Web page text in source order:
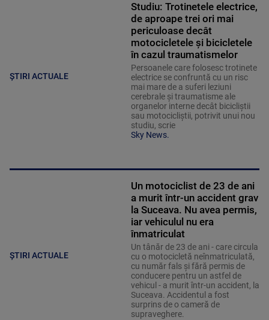
ȘTIRI ACTUALE
Studiu: Trotinetele electrice,
de aproape trei ori mai
periculoase decât
motocicletele și bicicletele
în cazul traumatismelor
Persoanele care folosesc trotinete
electrice se confruntă cu un risc
mai mare de a suferi leziuni
cerebrale și traumatisme ale
organelor interne decât bicicliștii
sau motocicliștii, potrivit unui nou
studiu, scrie
Sky News.
ȘTIRI ACTUALE
Un motociclist de 23 de ani
a murit într-un accident grav
la Suceava. Nu avea permis,
iar vehiculul nu era
înmatriculat
Un tânăr de 23 de ani - care circula
cu o motocicletă neînmatriculată,
cu număr fals și fără permis de
conducere pentru un astfel de
vehicul - a murit într-un accident, la
Suceava. Accidentul a fost
surprins de o cameră de
supraveghere.